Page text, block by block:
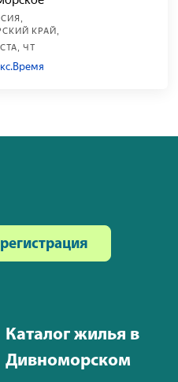
Каталог жилья в
Дивноморском
регистрация